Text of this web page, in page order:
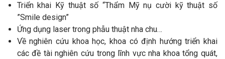
Triển khai Kỹ thuật số “Thẩm Mỹ nụ cười kỹ thuật số
”Smile design”
Ứng dụng laser trong phẫu thuật nha chu…
Về nghiên cứu khoa học, khoa có định hướng triển khai
các đề tài nghiên cứu trong lĩnh vực nha khoa tổng quát,